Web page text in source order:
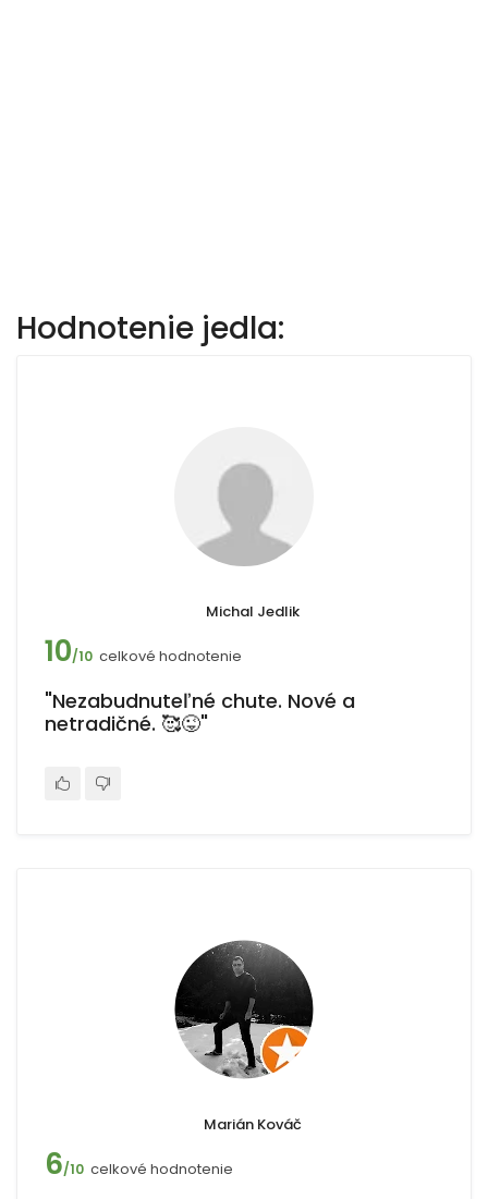
Hodnotenie jedla:
Michal Jedlik
10/10 celkové hodnotenie
"Nezabudnuteľné chute. Nové a
netradičné. 🥰😜"
Marián Kováč
6/10 celkové hodnotenie